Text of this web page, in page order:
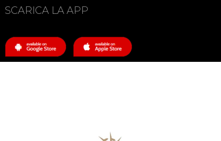
SCARICA LA APP